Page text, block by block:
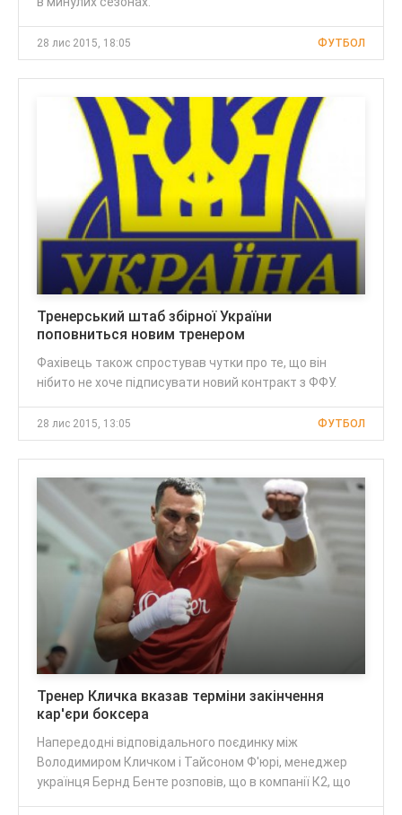
28 лис 2015, 18:05 ФУТБОЛ
Тренерський штаб збірної України
поповниться новим тренером
Фахівець також спростував чутки про те, що він
нібито не хоче підписувати новий контракт з ФФУ.
28 лис 2015, 13:05 ФУТБОЛ
Тренер Кличка вказав терміни закінчення
кар'єри боксера
Напередодні відповідального поєдинку між
Володимиром Кличком і Тайсоном Ф'юрі, менеджер
українця Бернд Бенте розповів, що в компанії К2, що